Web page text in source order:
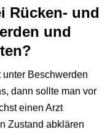
Rücken- und
und
unter Beschwerden
dann sollte man vor
einen Arzt
Zustand abklären